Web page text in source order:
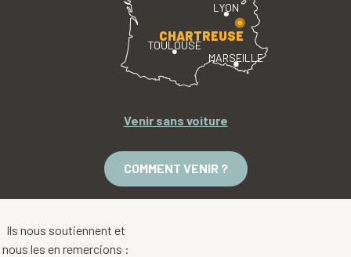
LYON
TOULOUSE
MARSEILLE
CHARTREUSE
Venir sans voiture
COMMENT VENIR ?
Ils nous soutiennent et
nous les en remercions :